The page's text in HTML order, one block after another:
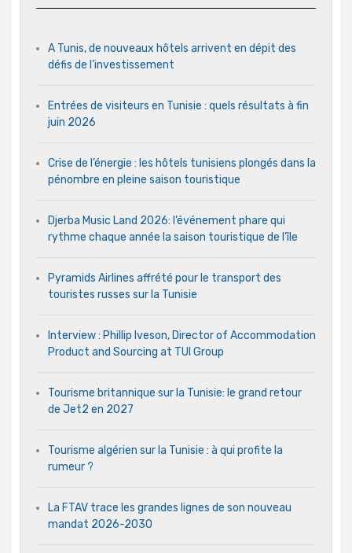
A Tunis, de nouveaux hôtels arrivent en dépit des
défis de l’investissement
Entrées de visiteurs en Tunisie : quels résultats à fin
juin 2026
Crise de l’énergie : les hôtels tunisiens plongés dans la
pénombre en pleine saison touristique
Djerba Music Land 2026: l’événement phare qui
rythme chaque année la saison touristique de l’île
Pyramids Airlines affrété pour le transport des
touristes russes sur la Tunisie
Interview : Phillip Iveson, Director of Accommodation
Product and Sourcing at TUI Group
Tourisme britannique sur la Tunisie: le grand retour
de Jet2 en 2027
Tourisme algérien sur la Tunisie : à qui profite la
rumeur ?
La FTAV trace les grandes lignes de son nouveau
mandat 2026-2030